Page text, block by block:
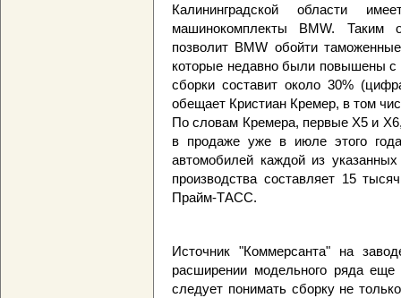
Калининградской области
машинокомплекты BMW. Таким
позволит BMW обойти
которые недавно были повышены с
сборки составит около 30%
обещает Кристиан Кремер, в том
По словам Кремера, первые X5 и
в продаже уже в июле этого
автомобилей каждой из
производства составляет 15
Прайм-ТАСС.
Источник "Коммерсанта" на
расширении модельного ряда
следует понимать сборку не